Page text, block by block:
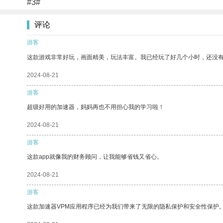
#3#
评论
游客
这款游戏非常好玩，画面精美，玩法丰富。我已经玩了好几个小时，还没有
2024-08-21
游客
超级好用的加速器，妈妈再也不用担心我的学习啦！
2024-08-21
游客
这款app就像我的财务顾问，让我能够省钱又省心。
2024-08-21
游客
这款加速器VPM应用程序已经为我们带来了无限的隐私保护和安全性保护。